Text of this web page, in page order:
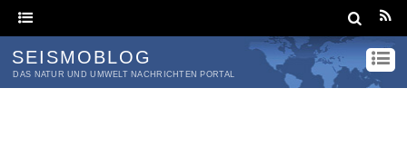
SEISMOBLOG
DAS NATUR UND UMWELT NACHRICHTEN PORTAL